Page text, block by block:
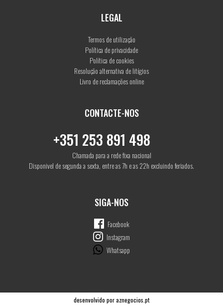
LEGAL
Termos de utilização
Política de privacidade
Política de cookies
Resolução alternativa de litígios
Livro de reclamações online
CONTACTE-NOS
+351 253 891 498
Chamada para a rede fixa nacional
Disponivel de segunda a sexta, entre as 7h e as 22h excluindo feriados.
SIGA-NOS
Facebook
Instagram
Whatsapp
desenvolvido poraznegocios.pt